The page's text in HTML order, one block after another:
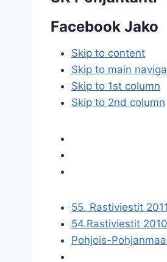
Facebook Jako
Skip to content
Skip to main
Skip to 1st column
Skip to 2nd column
55. Rastiviestit
54.Rastiviestit
Pohjois-